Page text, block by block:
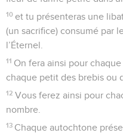
10 et tu présenteras une
(un sacrifice) consumé par
l’Éternel.
11 On fera ainsi pour
chaque petit des brebis ou
12 Vous ferez ainsi pour
nombre.
13 Chaque autochtone